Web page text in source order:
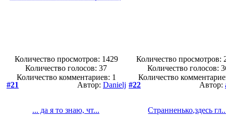
Количество просмотров: 1429
Количество голосов:37
Количество комментариев: 1
Количество просмотров:
Количество голосов:
Количество
#21
Автор: Danielj
... да я то знаю, чт...
#22 Автор:
Странненько,здесь